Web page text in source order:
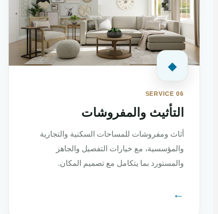
◆
SERVICE 06
التأثيث والمفروشات
أثاث ومفروشات للمساحات السكنية والتجارية
والمؤسسية، مع خيارات التفصيل والجاهز
والمستورد بما يتكامل مع تصميم المكان.
←